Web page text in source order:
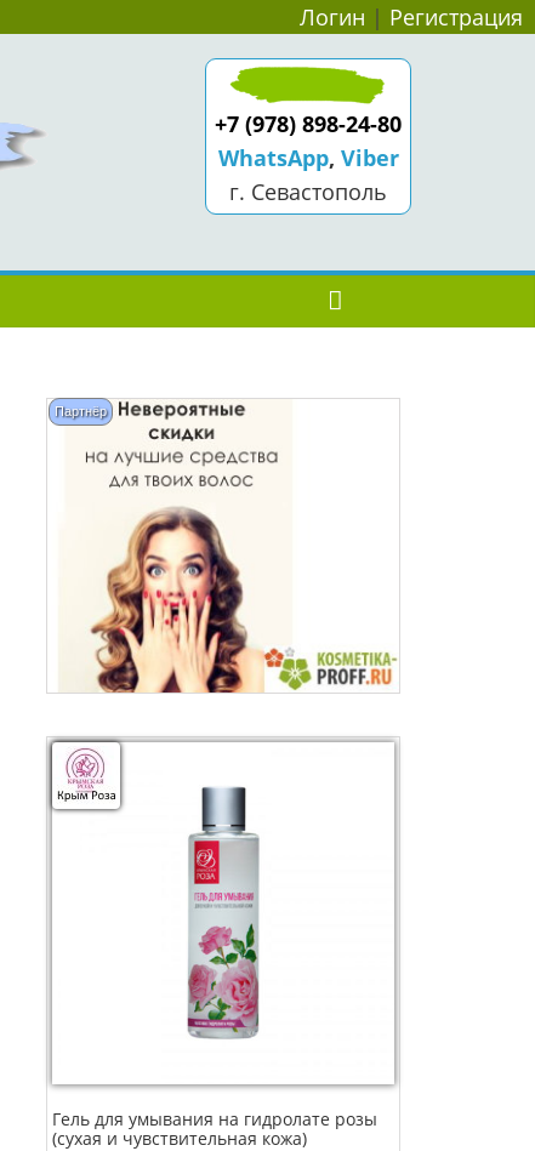
Логин | Регистрация
+7 (978) 898-24-80
WhatsApp, Viber
г. Севастополь
Партнёр
Гель для умывания на гидролате розы
(сухая и чувствительная кожа)